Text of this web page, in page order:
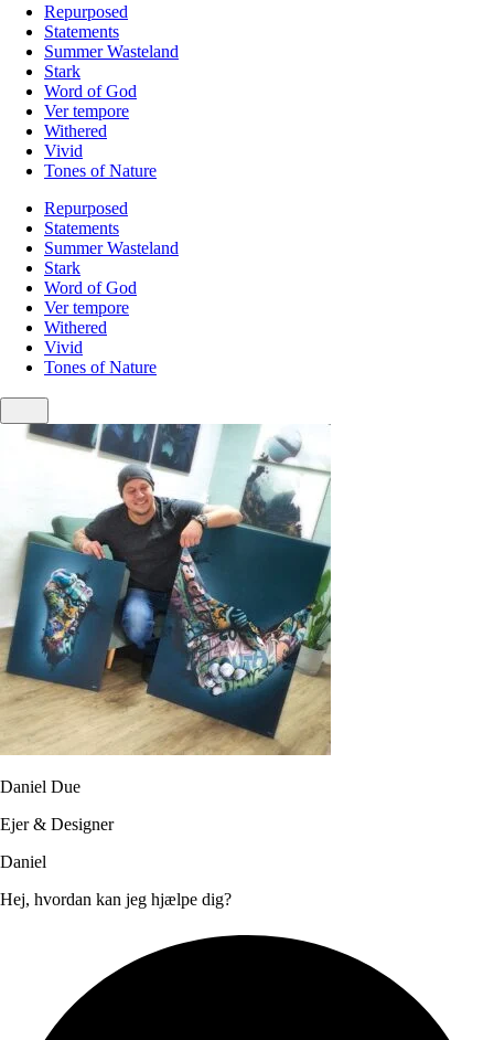
Repurposed
Statements
Summer Wasteland
Stark
Word of God
Ver tempore
Withered
Vivid
Tones of Nature
Repurposed
Statements
Summer Wasteland
Stark
Word of God
Ver tempore
Withered
Vivid
Tones of Nature
Daniel Due
Ejer & Designer
Daniel
Hej, hvordan kan jeg hjælpe dig?